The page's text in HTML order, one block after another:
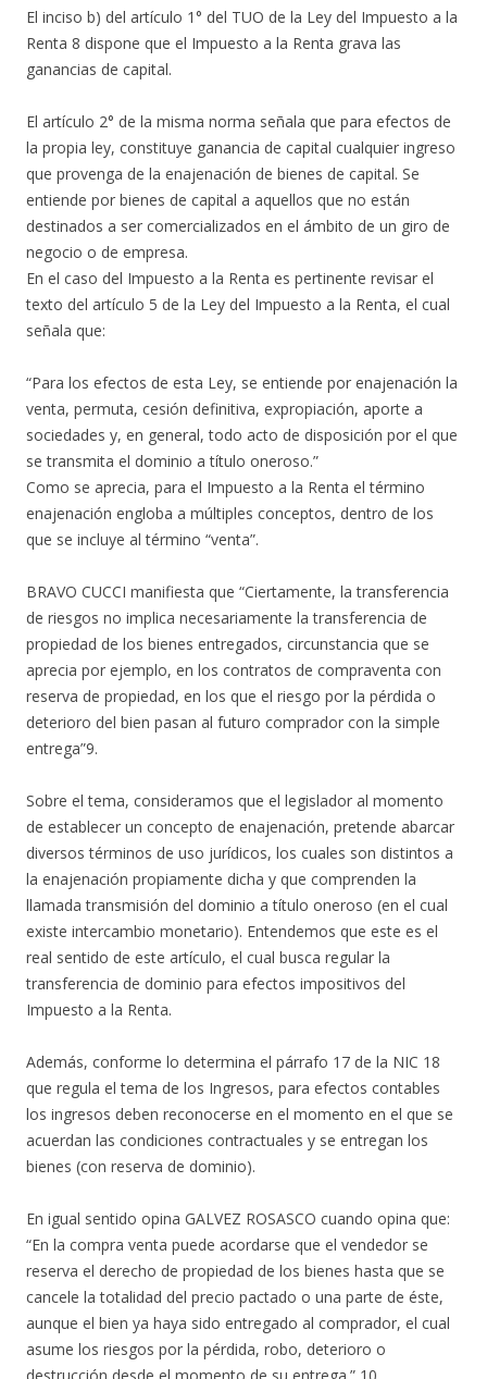
El inciso b) del artículo 1° del TUO de la Ley del Impuesto a la
Renta 8 dispone que el Impuesto a la Renta grava las
ganancias de capital.
El artículo 2° de la misma norma señala que para efectos de
la propia ley, constituye ganancia de capital cualquier ingreso
que provenga de la enajenación de bienes de capital. Se
entiende por bienes de capital a aquellos que no están
destinados a ser comercializados en el ámbito de un giro de
negocio o de empresa.
En el caso del Impuesto a la Renta es pertinente revisar el
texto del artículo 5 de la Ley del Impuesto a la Renta, el cual
señala que:
“Para los efectos de esta Ley, se entiende por enajenación la
venta, permuta, cesión definitiva, expropiación, aporte a
sociedades y, en general, todo acto de disposición por el que
se transmita el dominio a título oneroso.”
Como se aprecia, para el Impuesto a la Renta el término
enajenación engloba a múltiples conceptos, dentro de los
que se incluye al término “venta”.
BRAVO CUCCI manifiesta que “Ciertamente, la transferencia
de riesgos no implica necesariamente la transferencia de
propiedad de los bienes entregados, circunstancia que se
aprecia por ejemplo, en los contratos de compraventa con
reserva de propiedad, en los que el riesgo por la pérdida o
deterioro del bien pasan al futuro comprador con la simple
entrega”9.
Sobre el tema, consideramos que el legislador al momento
de establecer un concepto de enajenación, pretende abarcar
diversos términos de uso jurídicos, los cuales son distintos a
la enajenación propiamente dicha y que comprenden la
llamada transmisión del dominio a título oneroso (en el cual
existe intercambio monetario). Entendemos que este es el
real sentido de este artículo, el cual busca regular la
transferencia de dominio para efectos impositivos del
Impuesto a la Renta.
Además, conforme lo determina el párrafo 17 de la NIC 18
que regula el tema de los Ingresos, para efectos contables
los ingresos deben reconocerse en el momento en el que se
acuerdan las condiciones contractuales y se entregan los
bienes (con reserva de dominio).
En igual sentido opina GALVEZ ROSASCO cuando opina que:
“En la compra venta puede acordarse que el vendedor se
reserva el derecho de propiedad de los bienes hasta que se
cancele la totalidad del precio pactado o una parte de éste,
aunque el bien ya haya sido entregado al comprador, el cual
asume los riesgos por la pérdida, robo, deterioro o